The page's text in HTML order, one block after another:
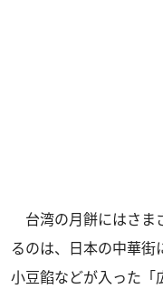
台湾の月餅にはさま
るのは、日本の中華
小豆餡などが入った「